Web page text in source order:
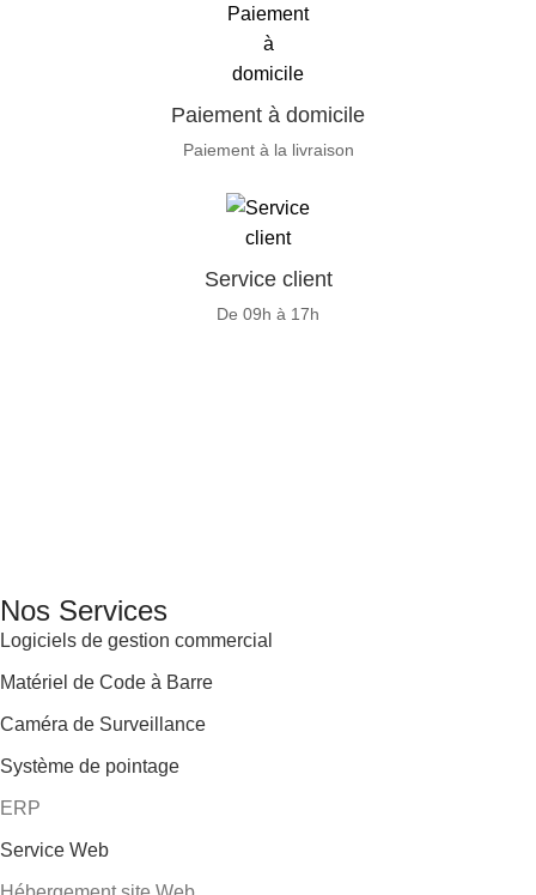
Paiement à domicile
Paiement à la livraison
Service client
De 09h à 17h
Nos Services
Logiciels de gestion commercial
Matériel de Code à Barre
Caméra de Surveillance
Système de pointage
ERP
Service Web